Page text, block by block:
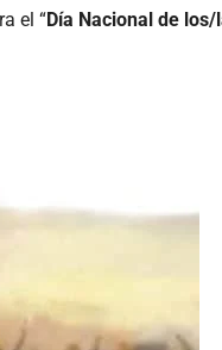
el “Día Nacional de